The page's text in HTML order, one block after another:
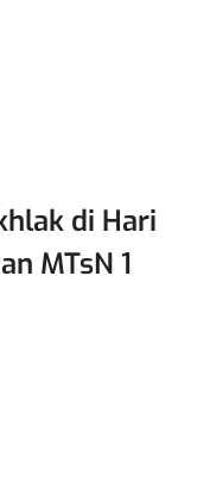
di Hari
MTsN 1